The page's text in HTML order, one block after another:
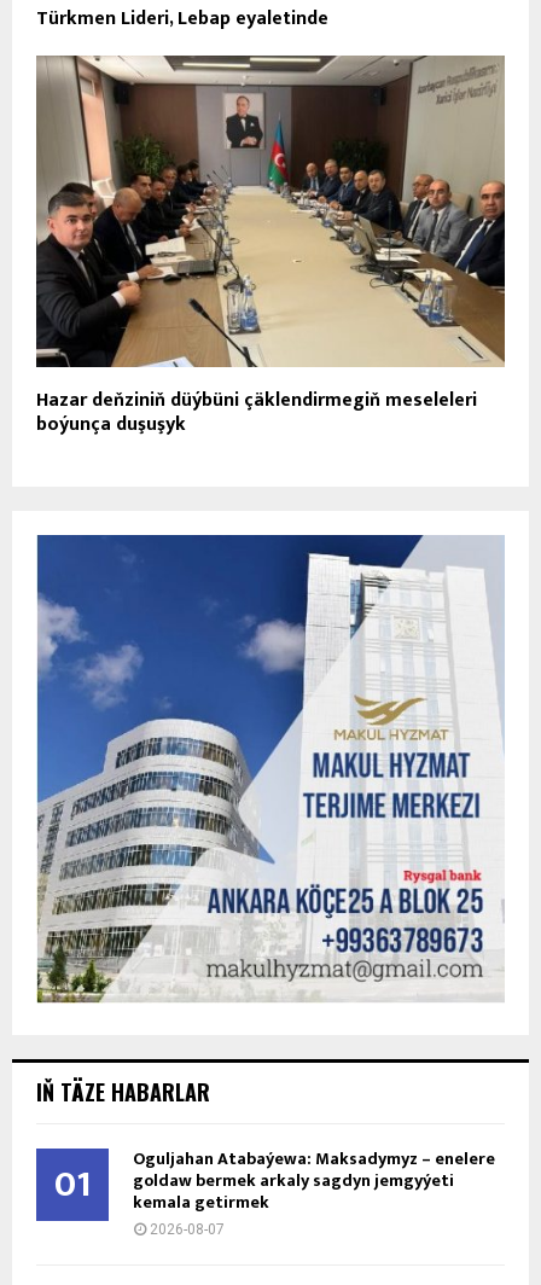
Türkmen Lideri, Lebap eyaletinde
Hazar deňziniň düýbüni çäklendirmegiň meseleleri
boýunça duşuşyk
IŇ TÄZE HABARLAR
01 Oguljahan Atabaýewa: Maksadymyz – enelere
goldaw bermek arkaly sagdyn jemgyýeti
kemala getirmek
2026-08-07